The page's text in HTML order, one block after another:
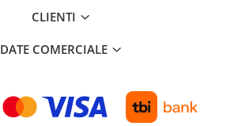
CLIENTI
DATE COMERCIALE